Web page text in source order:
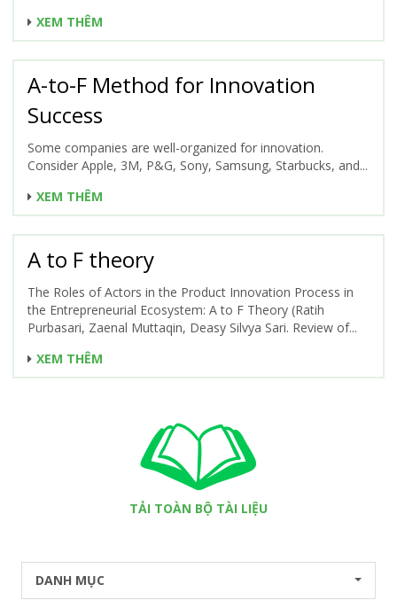
XEM THÊM
A-to-F Method for Innovation
Success
Some companies are well-organized for innovation.
Consider Apple, 3M, P&G, Sony, Samsung, Starbucks, and...
XEM THÊM
A to F theory
The Roles of Actors in the Product Innovation Process in
the Entrepreneurial Ecosystem: A to F Theory (Ratih
Purbasari, Zaenal Muttaqin, Deasy Silvya Sari. Review of...
XEM THÊM
TẢI TOÀN BỘ TÀI LIỆU
DANH MỤC